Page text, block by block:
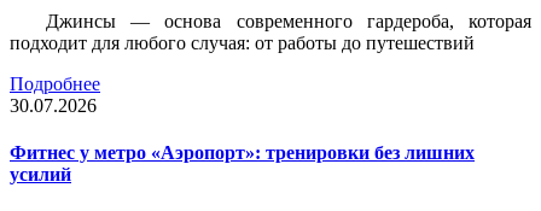
Джинсы — основа современного гардероба, которая
подходит для любого случая: от работы до путешествий
Подробнее
30.07.2026
Фитнес у метро «Аэропорт»: тренировки без лишних
усилий